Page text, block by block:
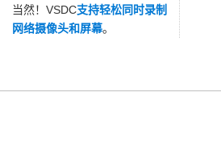
当然！VSDC支持轻松同时录制
网络摄像头和屏幕。